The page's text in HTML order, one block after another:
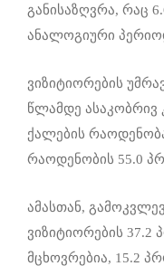
განისაზღვრა, რაც
ანალოგიური
ვიზიტიორების
წლამდე ასაკობრივ
ქალების
რაოდენობის 55.0
ამასთან,
ვიზიტიორების 37.2
მცხოვრებია, 15.2